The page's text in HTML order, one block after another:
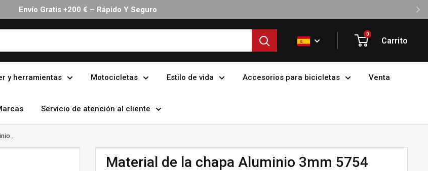
Envío Gratis +200 € – Rápido Y Seguro
0
Carrito
y herramientas Motocicletas Estilo de vida Accesorios para bicicletas Venta
Servicio de atención al cliente
Material de la chapa Aluminio 3mm 5754